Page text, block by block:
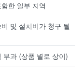
한 일부 지역
및 설치비가 청구 될
부과 (상품 별로 상이)